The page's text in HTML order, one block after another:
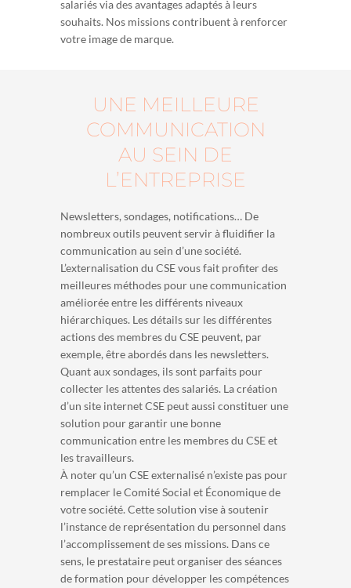
salariés via des avantages adaptés à leurs
souhaits. Nos missions contribuent à renforcer
votre image de marque.
UNE MEILLEURE
COMMUNICATION
AU SEIN DE
L’ENTREPRISE
Newsletters, sondages, notifications… De
nombreux outils peuvent servir à fluidifier la
communication au sein d’une société.
L’externalisation du CSE vous fait profiter des
meilleures méthodes pour une communication
améliorée entre les différents niveaux
hiérarchiques. Les détails sur les différentes
actions des membres du CSE peuvent, par
exemple, être abordés dans les newsletters.
Quant aux sondages, ils sont parfaits pour
collecter les attentes des salariés. La création
d’un site internet CSE peut aussi constituer une
solution pour garantir une bonne
communication entre les membres du CSE et
les travailleurs.
À noter qu’un CSE externalisé n’existe pas pour
remplacer le Comité Social et Économique de
votre société. Cette solution vise à soutenir
l’instance de représentation du personnel dans
l’accomplissement de ses missions. Dans ce
sens, le prestataire peut organiser des séances
de formation pour développer les compétences